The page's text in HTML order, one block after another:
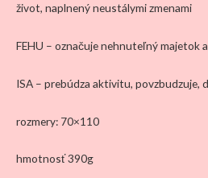
život, naplnený neustálymi zmenami
FEHU – označuje nehnuteľný majetok
ISA – prebúdza aktivitu, povzbudzuje,
rozmery: 70×110
hmotnosť 390g